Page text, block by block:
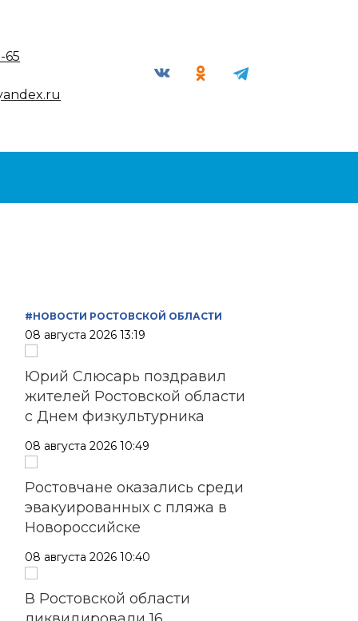
65
#НОВОСТИ РОСТОВСКОЙ ОБЛАСТИ
08 августа 2026 13:19
Юрий Слюсарь поздравил
жителей Ростовской области
с Днем физкультурника
08 августа 2026 10:49
Ростовчане оказались среди
эвакуированных с пляжа в
Новороссийске
08 августа 2026 10:40
В Ростовской области